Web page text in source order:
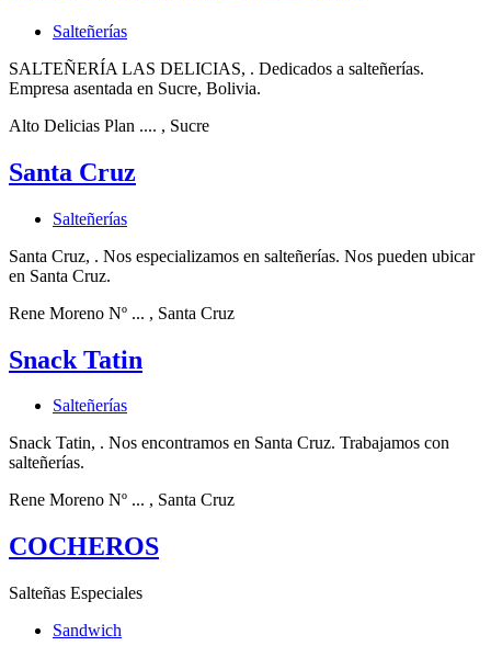
Salteñerías
SALTEÑERÍA LAS DELICIAS, . Dedicados a salteñerías.
Empresa asentada en Sucre, Bolivia.
Alto Delicias Plan .... , Sucre
Santa Cruz
Salteñerías
Santa Cruz, . Nos especializamos en salteñerías. Nos pueden ubicar
en Santa Cruz.
Rene Moreno Nº ... , Santa Cruz
Snack Tatin
Salteñerías
Snack Tatin, . Nos encontramos en Santa Cruz. Trabajamos con
salteñerías.
Rene Moreno Nº ... , Santa Cruz
COCHEROS
Salteñas Especiales
Sandwich